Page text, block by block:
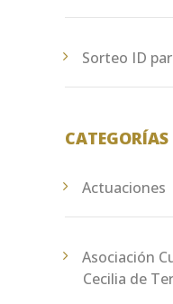
Sorteo ID
CATEGORÍAS
Actuaciones
Asociación
Cecilia de